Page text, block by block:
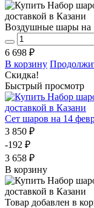
Воздушные шары на
6 698 ₽
В корзину
Скидка!
Быстрый просмотр
Сет шаров на 14
3 850 ₽
-192 ₽
3 658 ₽
В корзину
Товар добавлен в